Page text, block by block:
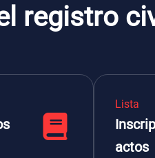
registro
Lista
actos